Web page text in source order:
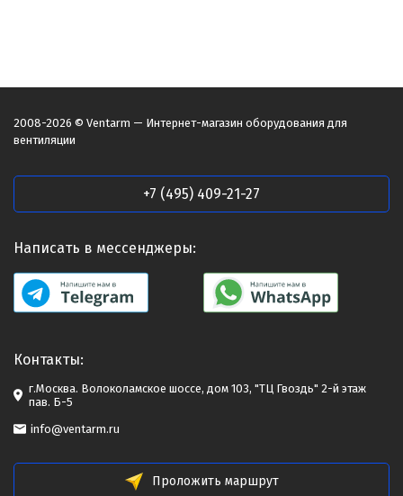
2008-2026 © Ventarm — Интернет-магазин оборудования для
вентиляции
+7 (495) 409-21-27
Написать в мессенджеры:
Контакты:
г.Москва. Волоколамское шоссе, дом 103, "ТЦ Гвоздь" 2-й этаж
пав. Б-5
info@ventarm.ru
Проложить маршрут